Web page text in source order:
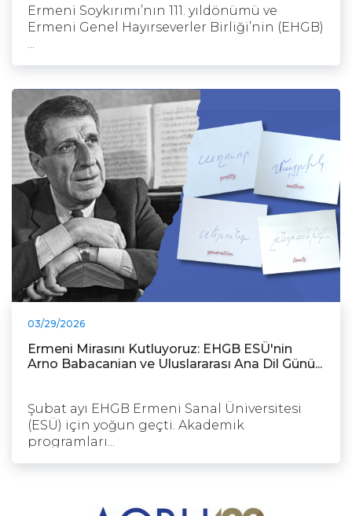
Ermeni Soykırımı’nın 111. yıldönümü ve
Ermeni Genel Hayırseverler Birliği’nin (EHGB)
03/29/2026
Ermeni Mirasını Kutluyoruz: EHGB ESÜ'nin
Arno Babacanian ve Uluslararası Ana Dil Günü...
Şubat ayı EHGB Ermeni Sanal Üniversitesi
(ESÜ) için yoğun geçti. Akademik
programları...